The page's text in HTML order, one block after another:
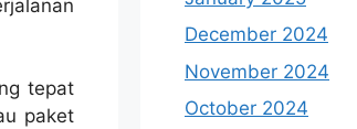
tepat
paket
December 2024
November 2024
October 2024